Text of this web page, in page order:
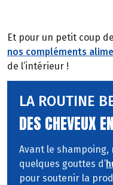
Et pour un petit coup
nos compléments
de l’intérieur !
LA ROUTINE
DES CHEVEUX
Avant le shampoing,
quelques gouttes d’
pour soutenir la